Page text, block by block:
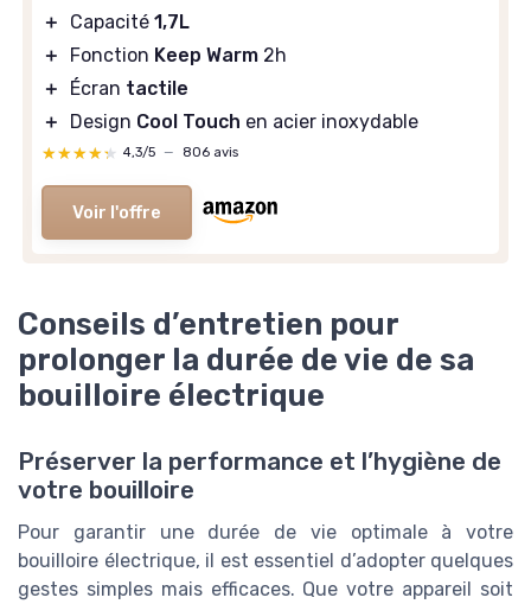
＋ Capacité 1,7L
＋
Fonction Keep Warm 2h
＋
Écran tactile
＋
Design Cool Touch en acier inoxydable
★★★★★
★★★★★ 4,3/5 — 806 avis
Voir l'offre
Conseils d’entretien pour
prolonger la durée de vie de sa
bouilloire électrique
Préserver la performance et l’hygiène de
votre bouilloire
Pour garantir une durée de vie optimale à votre
bouilloire électrique, il est essentiel d’adopter quelques
gestes simples mais efficaces. Que votre appareil soit